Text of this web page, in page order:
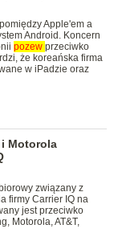
Apple'em a
Android. Koncern
pozew przeciwko
że koreańska firma
w iPadzie oraz
i Motorola
związany z
firmy Carrier IQ na
jest przeciwko
Motorola, AT&T,